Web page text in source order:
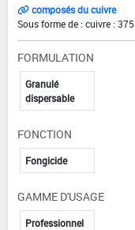
composés du cuivre
Sous forme de : cuivre :
FORMULATION
Granulé
dispersable
FONCTION
Fongicide
GAMME D'USAGE
Professionnel